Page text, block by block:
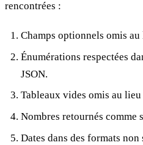
rencontrées :
Champs optionnels omis
Énumérations respectées
JSON.
Tableaux vides omis au
Nombres retournés comme
Dates dans des formats non